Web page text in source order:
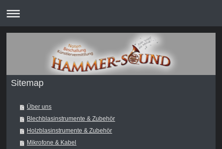
Sitemap
Über uns
Blechblasinstrumente & Zubehör
Holzblasinstrumente & Zubehör
Mikrofone & Kabel